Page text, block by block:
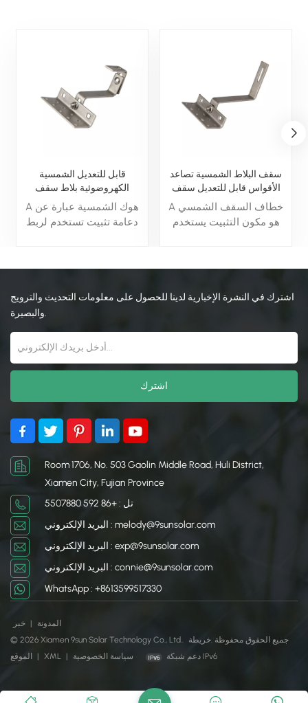
قابل للتعديل الشمسية
الكهروضوئية بلاط سقف
السنانير لجبل السقف الشمسيA هوك الشمسية عبارة عن
دعامة تثبيت تستخدم لربط
يضمن المحاذاة والاستقرار
حاسمًا في تحسين أداء
ومتانة أنظمة الطاقة
هيكل دعم موثوق ومقاوم
سقف البلاط الشمسية تصاعد
الأقواس قابل للتعديل سقف
A خطاف السقف الشمسي
هو مكون التثبيت يستخدم
مما يضمن الاستقرار
الطاقة الأمثل. إنه مصمم
اشترك في النشرة الإخبارية لدينا للحصول على معلومات التحديث والترويج
والبصيرة.
Room 1706, No. 503 Gaolin Middle Road, Huli District,
Xiamen City, Fujian Province
تل : +86 592 5507880
البريد الإلكتروني : melody@9sunsolar.com
البريد الإلكتروني : exp@9sunsolar.com
البريد الإلكتروني : connie@9sunsolar.com
WhatsApp : +8613599517330
المدونة | خبر
© 2026 Xiamen 9sun Solar Technology Co., Ltd.. جميع الحقوق محفوظة .خريطة
| XML | سياسة الخصوصية دعم شبكة IPv6